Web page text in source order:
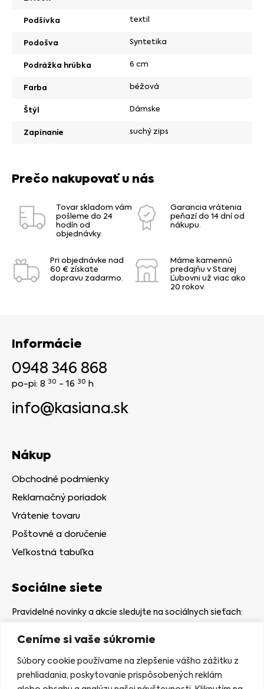
Ceníme si vaše súkromie
Súbory cookie používame na zlepšenie vášho zážitku z
prehliadania, poskytovanie prispôsobených reklám
Podšívka textil
Podošva Syntetika
Podrážka hrúbka 6 cm
Farba béžová
Štýl Dámske
Zapínanie suchý zips
Prečo nakupovať u nás
Tovar skladom vám
pošleme do 24
hodín od
objednávky.
Garancia vrátenia
peňazí do 14 dní od
nákupu.
Pri objednávke nad
60 € získate
dopravu zadarmo.
Máme kamennú
predajňu v Starej
Ľubovni už viac ako
20 rokov.
Informácie
0948 346 868
po-pi: 8 30 - 16 30 h
info@kasiana.sk
Nákup
Obchodné podmienky
Reklamačný poriadok
Vrátenie tovaru
Poštovné a doručenie
Veľkostná tabuľka
Sociálne siete
Pravidelné novinky a akcie sledujte na sociálnych sieťach: